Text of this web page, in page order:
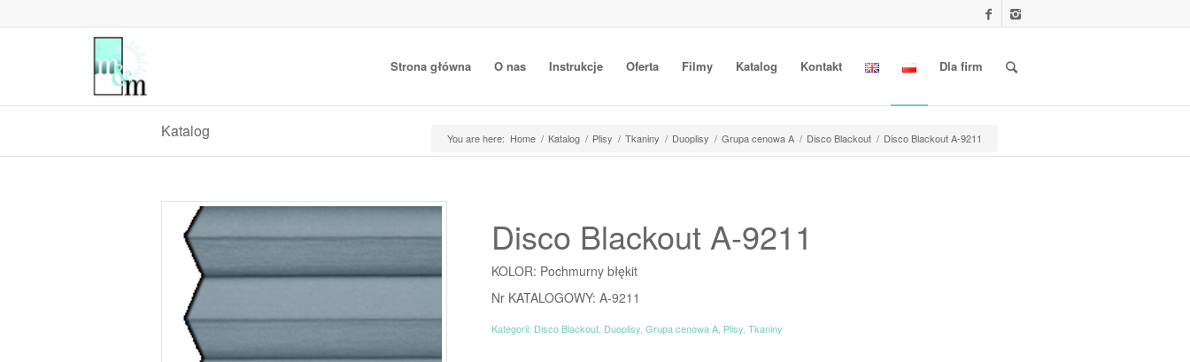
Strona główna O nas Instrukcje Oferta Filmy Katalog Kontakt Dla firm
Katalog You are here: Home / Katalog / Plisy / Tkaniny / Duoplisy / Grupa cenowa A / Disco Blackout / Disco Blackout A-9211
Disco Blackout A-9211
KOLOR: Pochmurny błękit
Nr KATALOGOWY: A-9211
Kategorii: Disco Blackout Duoplisy ,Grupa cenowa A Plisy ,Tkaniny